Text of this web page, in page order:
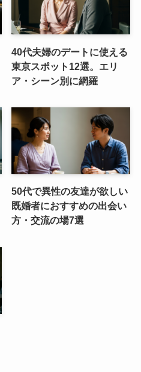
40代夫婦のデートに使える
東京スポット12選。エリ
ア・シーン別に網羅
50代で異性の友達が欲しい
既婚者におすすめの出会い
方・交流の場7選